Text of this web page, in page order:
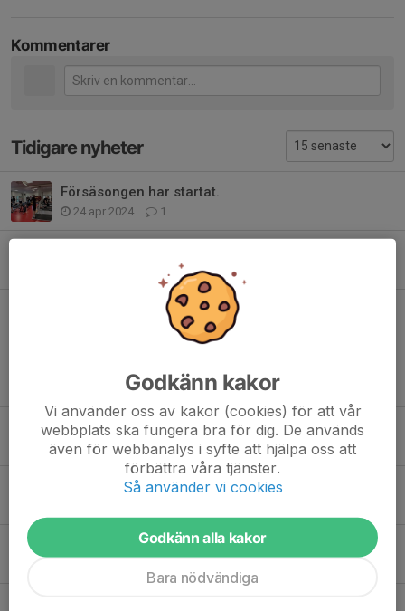
Kommentarer
Tidigare nyheter
Försäsongen har startat.
24 apr 2024 1
Andreas fortsätter som huvudtränare!
16 aug 2020 3
Christer Olsson tränare för J18!
28 maj 2020 0
Fredagsträning
Godkänn kakor
Vi använder oss av kakor (cookies) för att vår
webbplats ska fungera bra för dig. De används
även för webbanalys i syfte att hjälpa oss att
förbättra våra tjänster.
Så använder vi cookies
Godkänn alla kakor
Bara nödvändiga